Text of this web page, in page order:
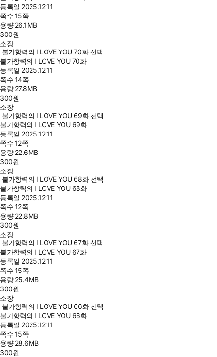
등록일 2025.12.11
쪽수 15쪽
용량 26.1MB
300원
소장
불가항력의 I LOVE YOU 70화 선택
불가항력의 I LOVE YOU 70화
등록일 2025.12.11
쪽수 14쪽
용량 27.8MB
300원
소장
불가항력의 I LOVE YOU 69화 선택
불가항력의 I LOVE YOU 69화
등록일 2025.12.11
쪽수 12쪽
용량 22.6MB
300원
소장
불가항력의 I LOVE YOU 68화 선택
불가항력의 I LOVE YOU 68화
등록일 2025.12.11
쪽수 12쪽
용량 22.8MB
300원
소장
불가항력의 I LOVE YOU 67화 선택
불가항력의 I LOVE YOU 67화
등록일 2025.12.11
쪽수 15쪽
용량 25.4MB
300원
소장
불가항력의 I LOVE YOU 66화 선택
불가항력의 I LOVE YOU 66화
등록일 2025.12.11
쪽수 15쪽
용량 28.6MB
300원